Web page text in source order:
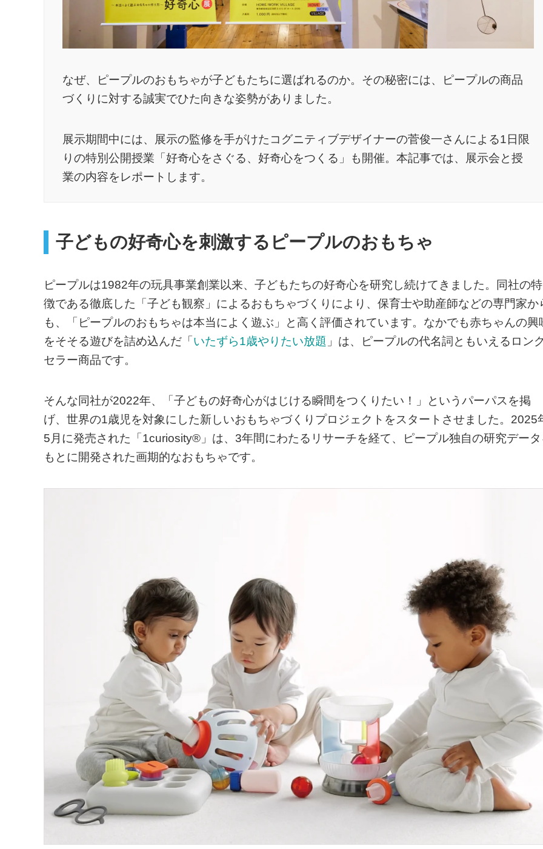
なぜ、ピープルのおもちゃが子どもたちに選ばれるのか。その秘密には、ピープルの商品
づくりに対する誠実でひた向きな姿勢がありました。
展示期間中には、展示の監修を手がけたコグニティブデザイナーの菅俊一さんによる1日限
りの特別公開授業「好奇心をさぐる、好奇心をつくる」も開催。本記事では、展示会と授
業の内容をレポートします。
子どもの好奇心を刺激するピープルのおもちゃ
ピープルは1982年の玩具事業創業以来、子どもたちの好奇心を研究し続けてきました。同社の特
徴である徹底した「子ども観察」によるおもちゃづくりにより、保育士や助産師などの専門家か
も、「ピープルのおもちゃは本当によく遊ぶ」と高く評価されています。なかでも赤ちゃんの興
をそそる遊びを詰め込んだ「いたずら1歳やりたい放題 」は、ピープルの代名詞ともいえるロン
セラー商品です。
そんな同社が2022年、「子どもの好奇心がはじける瞬間をつくりたい！」というパーパスを掲
げ、世界の1歳児を対象にした新しいおもちゃづくりプロジェクトをスタートさせました。2025
5月に発売された「1curiosity®」は、3年間にわたるリサーチを経て、ピープル独自の研究デー
もとに開発された画期的なおもちゃです。